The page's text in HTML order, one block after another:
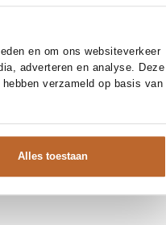
en om ons websiteverkeer
adverteren en analyse. Deze
verzameld op basis van
Alles toestaan